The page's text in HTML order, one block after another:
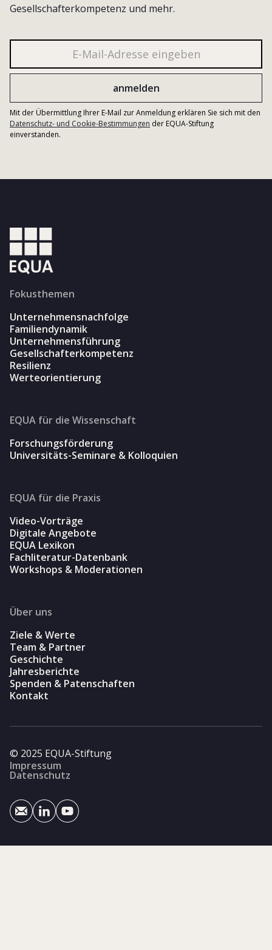
Gesellschafterkompetenz und mehr.
Mit der Übermittlung Ihrer E-Mail zur Anmeldung erklären Sie sich mit den
Datenschutz- und Cookie-Bestimmungen der EQUA-Stiftung
einverstanden.
Fokusthemen
Unternehmensnachfolge
Familiendynamik
Unternehmensführung
Gesellschafterkompetenz
Resilienz
Werteorientierung
EQUA für die Wissenschaft
Forschungsförderung
Universitäts-Seminare & Kolloquien
EQUA für die Praxis
Video-Vorträge
Digitale Angebote
EQUA Lexikon
Fachliteratur-Datenbank
Workshops & Moderationen
Über uns
Ziele & Werte
Team & Partner
Geschichte
Jahresberichte
Spenden & Patenschaften
Kontakt
© 2025 EQUA-Stiftung
Impressum
Datenschutz